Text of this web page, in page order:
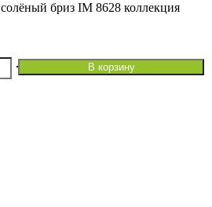
бриз IM 8628 коллекция
В корзину